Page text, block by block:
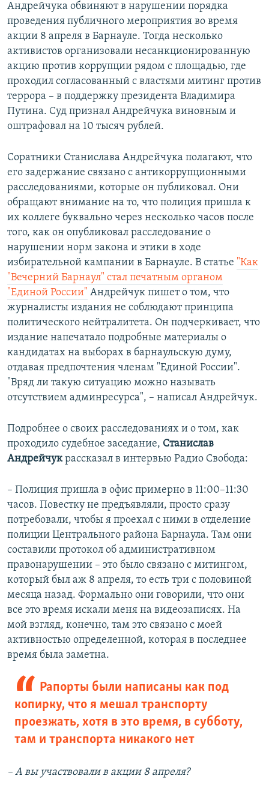
Андрейчука обвиняют в нарушении порядка
проведения публичного мероприятия во время
акции 8 апреля в Барнауле. Тогда несколько
активистов организовали несанкционированную
акцию против коррупции рядом с площадью, где
проходил согласованный с властями митинг против
террора – в поддержку президента Владимира
Путина. Суд признал Андрейчука виновным и
оштрафовал на 10 тысяч рублей.
Соратники Станислава Андрейчука полагают, что
его задержание связано с антикоррупционными
расследованиями, которые он публиковал. Они
обращают внимание на то, что полиция пришла к
их коллеге буквально через несколько часов после
того, как он опубликовал расследование о
нарушении норм закона и этики в ходе
избирательной кампании в Барнауле. В статье "Как
"Вечерний Барнаул" стал печатным органом
"Единой России" Андрейчук пишет о том, что
журналисты издания не соблюдают принципа
политического нейтралитета. Он подчеркивает, что
издание напечатало подробные материалы о
кандидатах на выборах в барнаульскую думу,
отдавая предпочтения членам "Единой России".
"Вряд ли такую ситуацию можно называть
отсутствием админресурса", – написал Андрейчук.
Подробнее о своих расследованиях и о том, как
проходило судебное заседание, Станислав
Андрейчукрассказал в интервью Радио Свобода:
– Полиция пришла в офис примерно в 11:00–11:30
часов. Повестку не предъявляли, просто сразу
потребовали, чтобы я проехал с ними в отделение
полиции Центрального района Барнаула. Там они
составили протокол об административном
правонарушении – это было связано с митингом,
который был аж 8 апреля, то есть три с половиной
месяца назад. Формально они говорили, что они
все это время искали меня на видеозаписях. На
мой взгляд, конечно, там это связано с моей
активностью определенной, которая в последнее
время была заметна.
Рапорты были написаны как под
копирку, что я мешал транспорту
проезжать, хотя в это время, в субботу,
там и транспорта никакого нет
– А вы участвовали в акции 8 апреля?